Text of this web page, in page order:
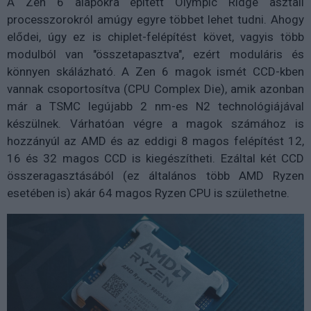
processzorokról amúgy egyre többet lehet tudni. Ahogy
elődei, úgy ez is chiplet-felépítést követ, vagyis több
modulból van "összetapasztva", ezért moduláris és
könnyen skálázható. A Zen 6 magok ismét CCD-kben
vannak csoportosítva (CPU Complex Die), amik azonban
már a TSMC legújabb 2 nm-es N2 technológiájával
készülnek. Várhatóan végre a magok számához is
hozzányúl az AMD és az eddigi 8 magos felépítést 12,
16 és 32 magos CCD is kiegészítheti. Ezáltal két CCD
összeragasztásából (ez általános több AMD Ryzen
esetében is) akár 64 magos Ryzen CPU is születhetne.